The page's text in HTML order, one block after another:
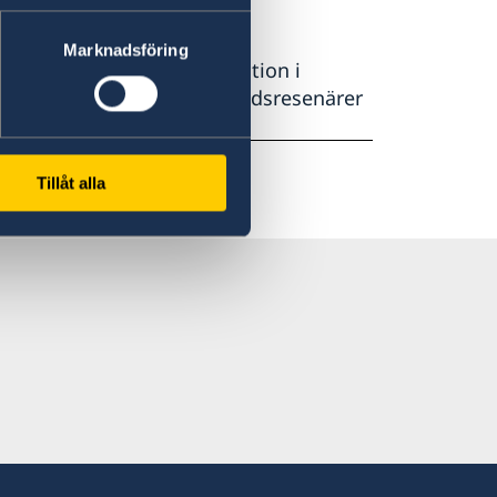
Marknadsföring
Tillåt alla
serviceorganisation i
är att hjälpa utlandsresenärer